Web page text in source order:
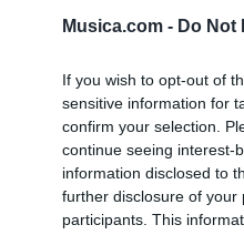
Musica.com - Do Not
If you wish to opt-out of
sensitive information for
confirm your selection.
continue seeing interest-
information disclosed to
further disclosure of your
participants. This
Me